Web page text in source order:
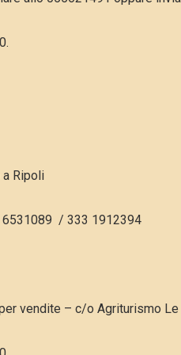
a Ripoli
6531089 / 333 1912394
vendite – c/o Agriturismo